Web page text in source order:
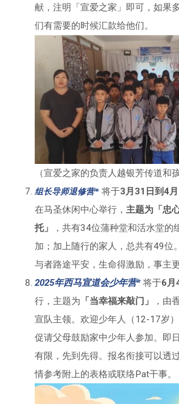
献，注明「宣爱之家」即可，如果
们有需要的时候汇款给他们。
（宣爱之家的负责人越银芳传道和
组长导师退修营* 将于3月31日到4月
在马圣休闲中心举行， 主题为「忠
托」
，共有34位蒲种堂和活水堂的
加；加上随行的家人，总共有49位
与者路途平安，生命得激励，事主
2025年西马宣道会少年营*将于6月
行，主题为 「当幸福来敲门」
，由
宣队主领。欢迎少年人（12-17岁
促请父母鼓励家中少年人参加。即
有限，先到先得。报名衔接可以透
情参考附上的表格或联络Pat干事。